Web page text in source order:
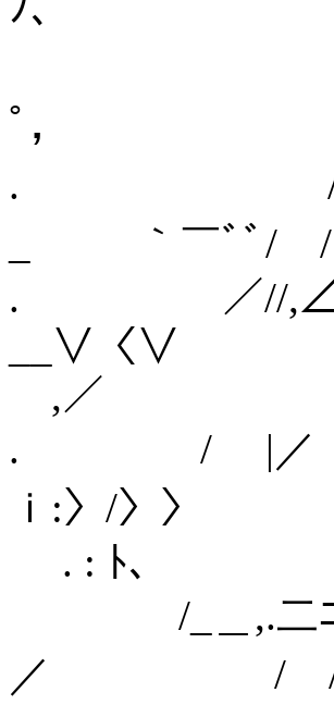
/ _jI
ﾟ， ∨!
. /.′.｡
_ ｀￣ﾞﾞ/
. ／//,∠ﾊ
__∨〈∨
,／
. / |／ Vﾊ:
ｉ:〉
. : ﾄ､
/_＿,.二ﾆ=
／ / / ,／